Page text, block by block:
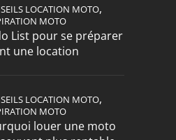
LOCATION MOTO,
MOTO
List pour se préparer
une location
LOCATION MOTO,
MOTO
louer une moto